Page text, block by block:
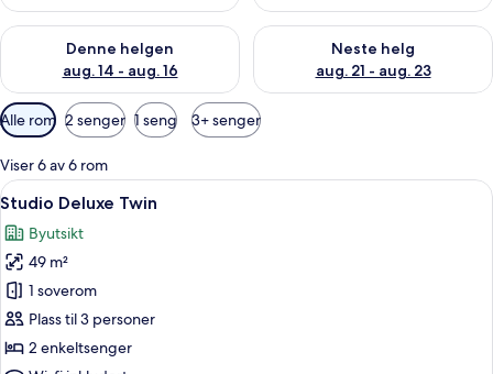
Denne helgen
aug. 14 - aug. 16
Sjekk tilgjengelighet for denne helgen, aug. 14 - aug. 16
Neste helg
aug. 21 - aug. 23
Sjekk tilgjengelighet for
Tilgjengelige
filtre
for
rom
Alle rom 2 senger 1 seng 3+ senger
Viser 6 av 6 rom
Åpne
alle
bildene
av
Studio
Deluxe
Twin
Studio Deluxe Twin | Safe på
7
Studio Deluxe Twin
Byutsikt
49 m²
1 soverom
Plass til 3 personer
2 enkeltsenger